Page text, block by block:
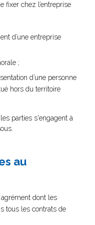
fixer chez l’entreprise
d’une entreprise
;
d’une personne
hors du territoire
parties s'engagent à
au
agrément dont les
tous les contrats de